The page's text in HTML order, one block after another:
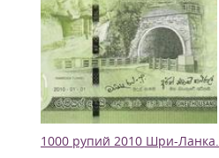
1000 рупий 2010 Шри-Ланка.